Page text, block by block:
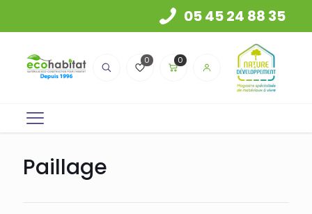
05 45 24 88 35
0 0
Paillage